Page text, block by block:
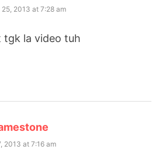
2013 at 7:28 am
tgk la video tuh
2013 at 7:16 am